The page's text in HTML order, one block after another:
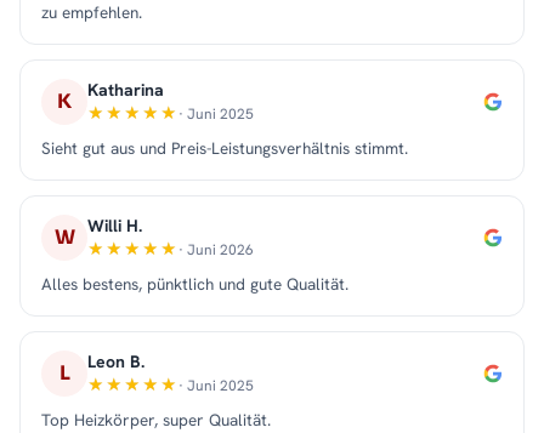
zu empfehlen.
K Katharina
· Juni 2025
Sieht gut aus und Preis-Leistungsverhältnis stimmt.
W Willi H.
· Juni 2026
Alles bestens, pünktlich und gute Qualität.
L Leon B.
· Juni 2025
Top Heizkörper, super Qualität.